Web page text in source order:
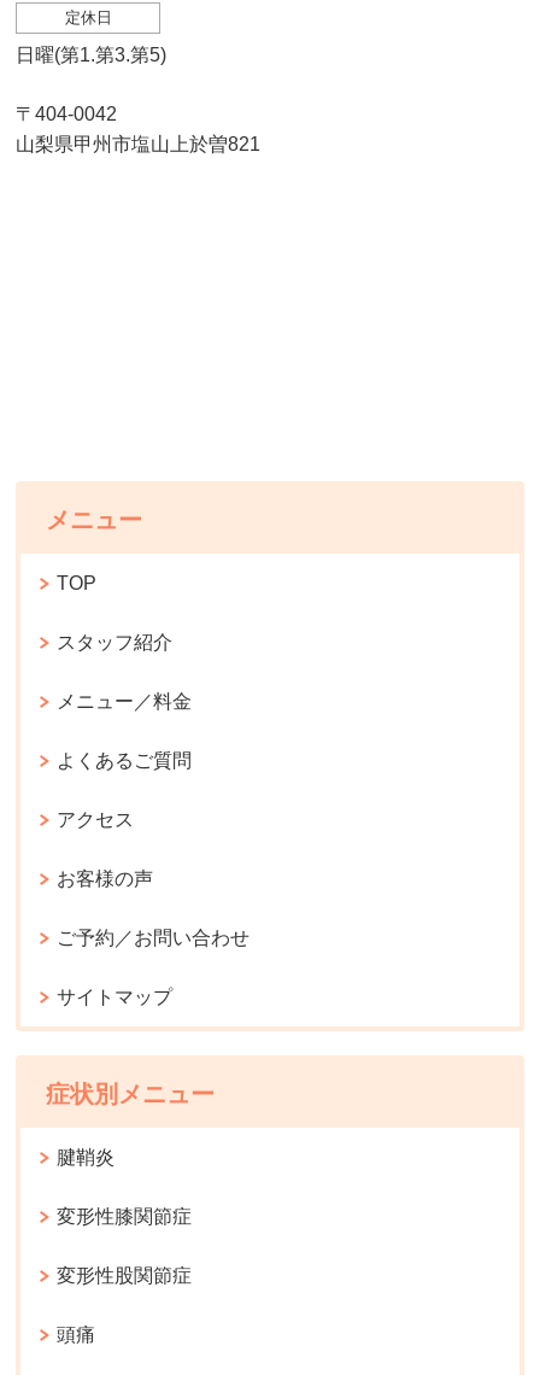
定休日
日曜(第1.第3.第5)
〒404-0042
山梨県甲州市塩山上於曽821
メニュー
TOP
スタッフ紹介
メニュー／料金
よくあるご質問
アクセス
お客様の声
ご予約／お問い合わせ
サイトマップ
症状別メニュー
腱鞘炎
変形性膝関節症
変形性股関節症
頭痛